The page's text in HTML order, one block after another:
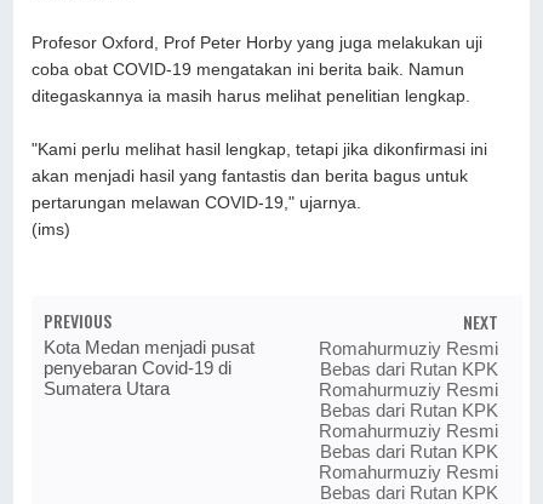
Profesor Oxford, Prof Peter Horby yang juga melakukan uji
coba obat COVID-19 mengatakan ini berita baik. Namun
ditegaskannya ia masih harus melihat penelitian lengkap.
"Kami perlu melihat hasil lengkap, tetapi jika dikonfirmasi ini
akan menjadi hasil yang fantastis dan berita bagus untuk
pertarungan melawan COVID-19," ujarnya.
(ims)
PREVIOUS
Kota Medan menjadi pusat
penyebaran Covid-19 di
Sumatera Utara
NEXT
Romahurmuziy Resmi
Bebas dari Rutan KPK
Romahurmuziy Resmi
Bebas dari Rutan KPK
Romahurmuziy Resmi
Bebas dari Rutan KPK
Romahurmuziy Resmi
Bebas dari Rutan KPK